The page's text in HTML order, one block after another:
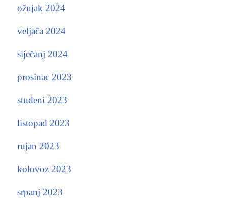
ožujak 2024
veljača 2024
siječanj 2024
prosinac 2023
studeni 2023
listopad 2023
rujan 2023
kolovoz 2023
srpanj 2023